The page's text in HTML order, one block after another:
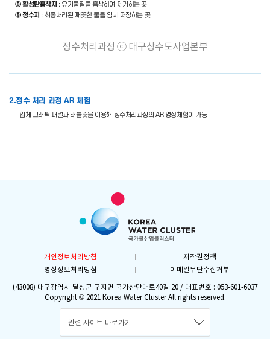
⑧ 활성탄흡착지 : 유기물질을 흡착하여 제거하는 곳
⑨ 정수지 : 최종처리된 깨끗한 물을 임시 저장하는 곳
정수처리과정 ⓒ 대구상수도사업본부
2.정수 처리 과정 AR 체험
- 입체 그래픽 패널과 태블릿을 이용해 정수처리과정의 AR 영상체험이 가능
개인정보처리방침
저작권정책
영상정보처리방침
이메일무단수집거부
(43008) 대구광역시 달성군 구지면 국가산단대로40길 20 / 대표번호 : 053-601-6037
Copyright © 2021 Korea Water Cluster All rights reserved.
관련 사이트 바로가기